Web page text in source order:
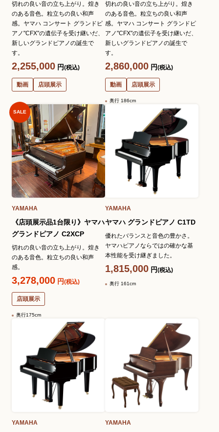
切れの良い音の立ち上がり。煌き
のある音色。粒立ちの良い和声
感。ヤマハ コンサート グランドピ
アノ"CFX"の遺伝子を受け継いだ、
新しいグランドピアノの誕生で
す。
2,255,000円(税込)
動画 店頭展示
切れの良い音の立ち上がり。煌き
のある音色。粒立ちの良い和声
感。ヤマハ コンサート グランドピ
アノ"CFX"の遺伝子を受け継いだ、
新しいグランドピアノの誕生で
す。
2,860,000 円(税込)
動画 店頭展示
奥行 186cm
SALE
YAMAHA
《店頭展示品1台限り》ヤマハ
グランドピアノ C2XCP
切れの良い音の立ち上がり。煌き
のある音色。粒立ちの良い和声
感。
3,278,000円(税込)
店頭展示
奥行175cm
YAMAHA
ヤマハ グランドピアノ C1TD
優れたバランスと音色の豊かさ。
ヤマハピアノならではの確かな基
本性能を受け継ぎました。
1,815,000 円(税込)
奥行 161cm
YAMAHA YAMAHA